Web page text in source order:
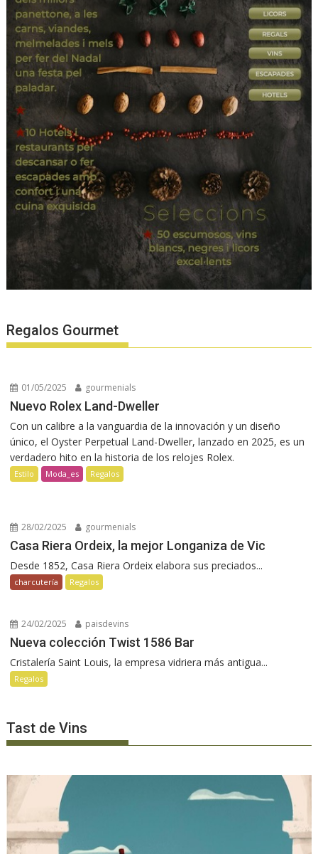
Regalos Gourmet
01/05/2025 gourmenials
Nuevo Rolex Land-Dweller
Con un calibre a la vanguardia de la innovación y un diseño
único, el Oyster Perpetual Land-Dweller, lanzado en 2025, es un
verdadero hito en la historia de los relojes Rolex.
Estilo Moda_es Regalos
28/02/2025 gourmenials
Casa Riera Ordeix, la mejor Longaniza de Vic
Desde 1852, Casa Riera Ordeix elabora sus preciados...
charcutería Regalos
24/02/2025 paisdevins
Nueva colección Twist 1586 Bar
Cristalería Saint Louis, la empresa vidriera más antigua...
Regalos
Tast de Vins